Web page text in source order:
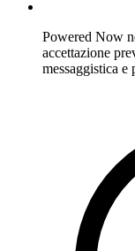
Powered Now
accettazione
messaggistica e